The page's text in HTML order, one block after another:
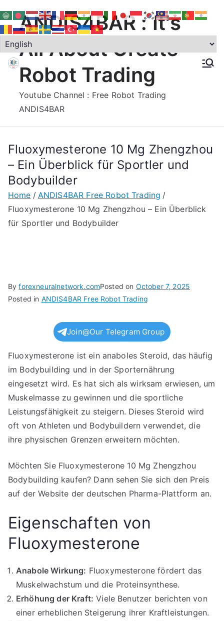
to
contentANDIS4BAR : It's
All About Create
Robot Trading
Youtube Channel : Free Robot Trading
ANDIS4BAR
Fluoxymesterone 10 Mg Zhengzhou
– Ein Überblick für Sportler und
Bodybuilder
Home
ANDIS4BAR Free Robot Trading
Fluoxymesterone 10 Mg Zhengzhou – Ein Überblick
für Sportler und Bodybuilder
Byforexneuralnetwork.comPosted on October 7, 2025
Posted in ANDIS4BAR Free Robot Trading
Join@Our Telegram Group
Fluoxymesterone ist ein anaboles Steroid, das häufig
im Bodybuilding und in der Sporternährung
eingesetzt wird. Es hat sich als wirksam erwiesen, um
Muskelmasse zu gewinnen und die sportliche
Leistungsfähigkeit zu steigern. Dieses Steroid wird
oft von Athleten und Bodybuildern verwendet, die
ihre physischen Grenzen erweitern möchten.
Möchten Sie Fluoxymesterone 10 Mg Zhengzhou
Bodybuilding kaufen? Dann sehen Sie sich den Preis
auf der Website der deutschen Pharma-Plattform an.
Eigenschaften von
Fluoxymesterone
Anabole Wirkung: Fluoxymesterone fördert das
Muskelwachstum und die Proteinsynthese.
Erhöhung der Kraft: Viele Benutzer berichten von
einer erheblichen Steigerung ihrer Kraftleistungen.